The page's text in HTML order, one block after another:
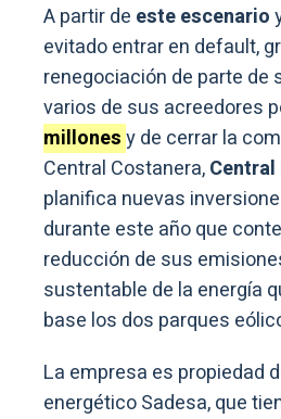
A partir de este escenario
evitado entrar en default,
renegociación de parte de
varios de sus acreedores
millonesy de cerrar la
Central Costanera,
planifica nuevas
durante este año que
reducción de sus
sustentable de la energía
base los dos parques
La empresa es propiedad
energético Sadesa, que